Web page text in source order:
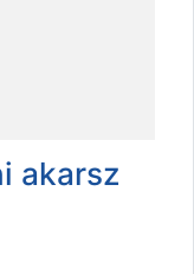
akarsz